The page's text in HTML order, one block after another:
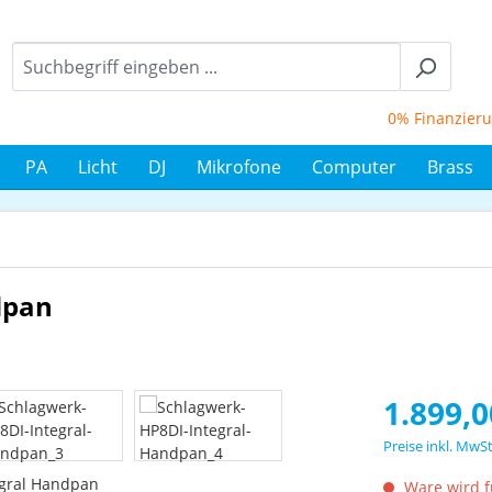
0%
PA Licht DJ Mikrofone Computer Brass
Regulärer
Preise inkl.
Ware wird